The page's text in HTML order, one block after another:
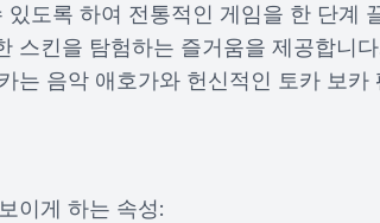
있도록 하여 전통적인 게임을 한 단계
스킨을 탐험하는 즐거움을 제공합니
는 음악 애호가와 헌신적인 토카 보
이게 하는 속성: